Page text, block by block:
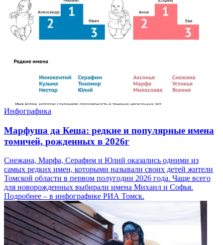
Инфографика
Марфуша да Кеша: редкие и популярные имена
томичей, рожденных в 2026г
Снежана, Марфа, Серафим и Юлий оказались одними из
самых редких имен, которыми называли своих детей жители
Томской области в первом полугодии 2026 года. Чаще всего
для новорожденных выбирали имена Михаил и Софья.
Подробнее – в инфографике РИА Томск.